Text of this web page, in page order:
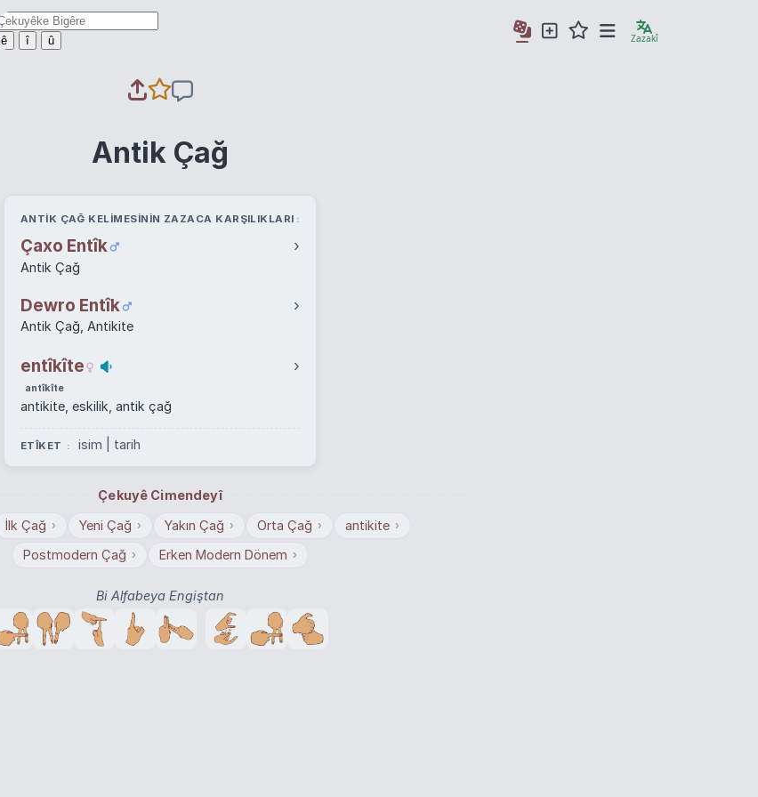
ê î û Zazakî
Antik Çağ
ANTIK ÇAĞ KELIMESININ ZAZACA KARŞILIKLARI
Çaxo Entîk ›
Antik Çağ
Dewro Entîk ›
Antik Çağ, Antikite
entîkîte ›
antîkîte
antikite, eskilik, antik çağ
ETÎKET isim | tarih
Çekuyê Cimendeyî
İlk Çağ › Yeni Çağ › Yakın Çağ › Orta Çağ › antikite ›
Postmodern Çağ › Erken Modern Dönem ›
Bi Alfabeya Engiştan